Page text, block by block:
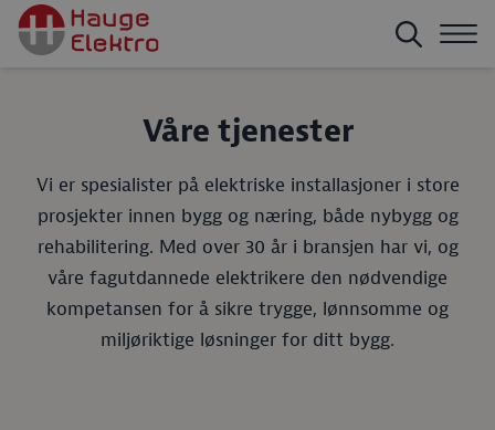
Våre tjenester
Vi er spesialister på elektriske installasjoner i store
prosjekter innen bygg og næring, både nybygg og
rehabilitering. Med over 30 år i bransjen har vi, og
våre fagutdannede elektrikere den nødvendige
kompetansen for å sikre trygge, lønnsomme og
miljøriktige løsninger for ditt bygg.